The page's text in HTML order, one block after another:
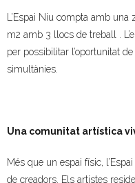
- Concerts
- Concurs Montserrat
- Mirall de Glaç
- Grup d’Opinió
L’Espai Niu compta amb
m2 amb 3 llocs de treball .
per possibilitar l’oportunitat
simultànies.
Una comunitat artística
Més que un espai físic,
de creadors. Els artistes